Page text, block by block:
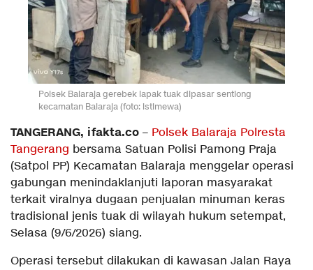
Polsek Balaraja gerebek lapak tuak dipasar sentiong
kecamatan Balaraja (foto: istimewa)
TANGERANG, ifakta.co – Polsek Balaraja Polresta
Tangerang bersama Satuan Polisi Pamong Praja
(Satpol PP) Kecamatan Balaraja menggelar operasi
gabungan menindaklanjuti laporan masyarakat
terkait viralnya dugaan penjualan minuman keras
tradisional jenis tuak di wilayah hukum setempat,
Selasa (9/6/2026) siang.
Operasi tersebut dilakukan di kawasan Jalan Raya